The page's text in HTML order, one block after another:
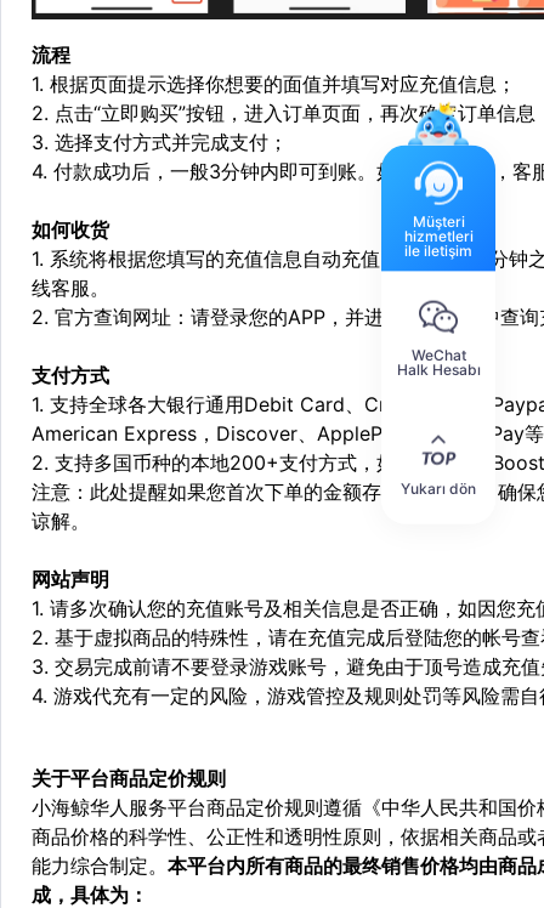
流程
1. 根据页面提示选择你想要的面值并填写对应充值信息；
2. 点击“立即购买”按钮，进入订单页面，再次确定订单信息
3. 选择支付方式并完成支付；
4. 付款成功后，一般3分钟内即可到账。如遇特殊情况，
如何收货
1. 系统将根据您填写的充值信息自动充值，一般会在3分
线客服。
2. 官方查询网址：请登录您的APP，并进入个人中心中查
支付方式
1. 支持全球各大银行通用Debit Card、Credit Card和
American Express，Discover、ApplePay和GooglePay
2. 支持多国币种的本地200+支付方式，如：Alipay，
注意：此处提醒如果您首次下单的金额存在异常，为了确
谅解。
网站声明
1. 请多次确认您的充值账号及相关信息是否正确，如因您
2. 基于虚拟商品的特殊性，请在充值完成后登陆您的帐号
3. 交易完成前请不要登录游戏账号，避免由于顶号造成充
4. 游戏代充有一定的风险，游戏管控及规则处罚等风险需
关于平台商品定价规则
小海鲸华人服务平台商品定价规则遵循《中华人民共和国
商品价格的科学性、公正性和透明性原则，依据相关商品
能力综合制定。 本平台内所有商品的最终销售价格均由商
成，具体为：
Müşteri
hizmetleri
ile iletişim
WeChat
Halk Hesabı
Yukarı dön